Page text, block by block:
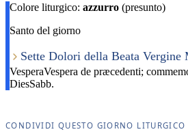
Colore liturgico: azzurro (presunto)
Santo del giorno
Sette Dolori della Beata Vergine
VesperaVespera de præcedenti;
DiesSabb.
CONDIVIDI QUESTO GIORNO LITURGICO